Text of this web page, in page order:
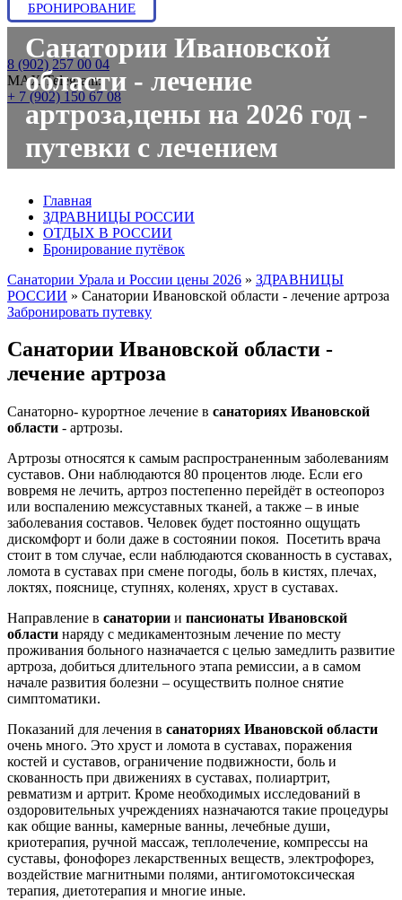
БРОНИРОВАНИЕ
8 (902) 257 00 04
МАХ/Telegram:
+ 7 (902) 150 67 08
Санатории Ивановской
области - лечение
артроза,цены на 2026 год -
путевки с лечением
Главная
ЗДРАВНИЦЫ РОССИИ
ОТДЫХ В РОССИИ
Бронирование путёвок
Санатории Урала и России цены 2026 » ЗДРАВНИЦЫ
РОССИИ » Санатории Ивановской области - лечение артроза
Забронировать путевку
Санатории Ивановской области -
лечение артроза
Санаторно- курортное лечение в санаториях Ивановской
области - артрозы.
Артрозы относятся к самым распространенным заболеваниям
суставов. Они наблюдаются 80 процентов люде. Если его
вовремя не лечить, артроз постепенно перейдёт в остеопороз
или воспалению межсуставных тканей, а также – в иные
заболевания составов. Человек будет постоянно ощущать
дискомфорт и боли даже в состоянии покоя. Посетить врача
стоит в том случае, если наблюдаются скованность в суставах,
ломота в суставах при смене погоды, боль в кистях, плечах,
локтях, пояснице, ступнях, коленях, хруст в суставах.
Направление в санатории и пансионаты Ивановской
области наряду с медикаментозным лечение по месту
проживания больного назначается с целью замедлить развитие
артроза, добиться длительного этапа ремиссии, а в самом
начале развития болезни – осуществить полное снятие
симптоматики.
Показаний для лечения в санаториях Ивановской области
очень много. Это хруст и ломота в суставах, поражения
костей и суставов, ограничение подвижности, боль и
скованность при движениях в суставах, полиартрит,
ревматизм и артрит. Кроме необходимых исследований в
оздоровительных учреждениях назначаются такие процедуры
как общие ванны, камерные ванны, лечебные души,
криотерапия, ручной массаж, теплолечение, компрессы на
суставы, фонофорез лекарственных веществ, электрофорез,
воздействие магнитными полями, антигомотоксическая
терапия, диетотерапия и многие иные.